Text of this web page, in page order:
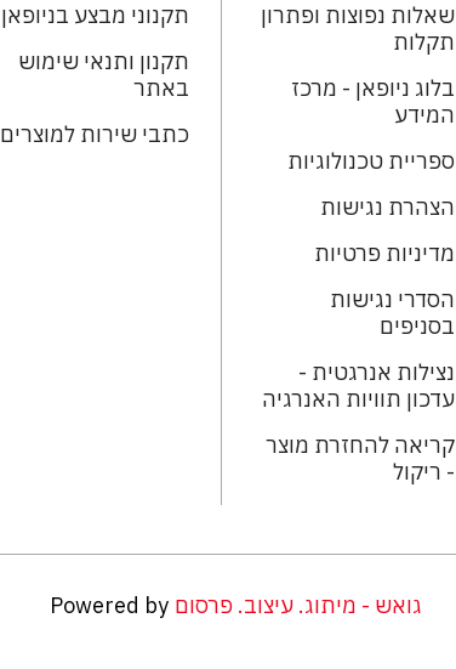
שאלות נפוצות ופתרון
תקלות
בלוג ניופאן - מרכז
המידע
ספריית טכנולוגיות
הצהרת נגישות
מדיניות פרטיות
הסדרי נגישות
בסניפים
נצילות אנרגטית -
עדכון תוויות האנרגיה
קריאה להחזרת מוצר
- ריקול
תקנוני מבצע בניופאן
תקנון ותנאי שימוש
באתר
כתבי שירות למוצרים
Powered by גואש - מיתוג. עיצוב. פרסום